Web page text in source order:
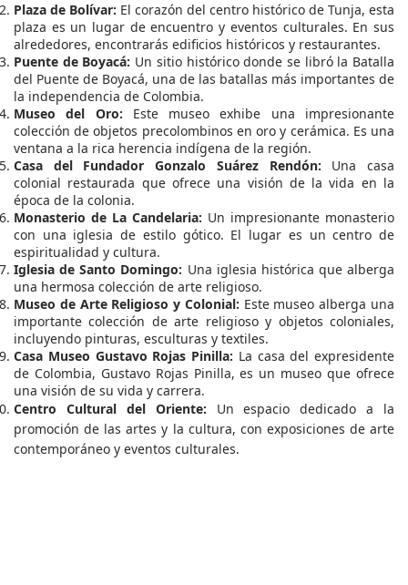
Plaza de Bolívar: El corazón del centro histórico de Tunja, esta
plaza es un lugar de encuentro y eventos culturales. En sus
alrededores, encontrarás edificios históricos y restaurantes.
Puente de Boyacá: Un sitio histórico donde se libró la Batalla
del Puente de Boyacá, una de las batallas más importantes de
la independencia de Colombia.
Museo del Oro: Este museo exhibe una impresionante
colección de objetos precolombinos en oro y cerámica. Es una
ventana a la rica herencia indígena de la región.
Casa del Fundador Gonzalo Suárez Rendón: Una casa
colonial restaurada que ofrece una visión de la vida en la
época de la colonia.
Monasterio de La Candelaria: Un impresionante monasterio
con una iglesia de estilo gótico. El lugar es un centro de
espiritualidad y cultura.
Iglesia de Santo Domingo: Una iglesia histórica que alberga
una hermosa colección de arte religioso.
Museo de Arte Religioso y Colonial: Este museo alberga una
importante colección de arte religioso y objetos coloniales,
incluyendo pinturas, esculturas y textiles.
Casa Museo Gustavo Rojas Pinilla: La casa del expresidente
de Colombia, Gustavo Rojas Pinilla, es un museo que ofrece
una visión de su vida y carrera.
Centro Cultural del Oriente: Un espacio dedicado a la
promoción de las artes y la cultura, con exposiciones de arte
contemporáneo y eventos culturales.